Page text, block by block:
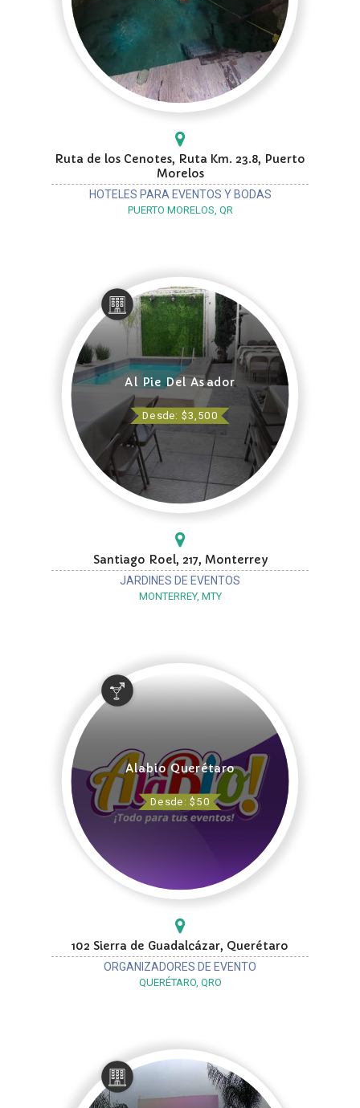
Ruta de los Cenotes, Ruta Km. 23.8, Puerto
Morelos
HOTELES PARA EVENTOS Y BODAS
PUERTO MORELOS, QR
Al Pie Del Asador
Desde: $3,500
Santiago Roel, 217, Monterrey
JARDINES DE EVENTOS
MONTERREY, MTY
Alabio Querétaro
Desde: $50
102 Sierra de Guadalcázar, Querétaro
ORGANIZADORES DE EVENTO
QUERÉTARO, QRO